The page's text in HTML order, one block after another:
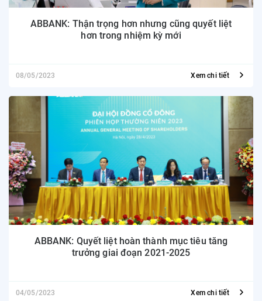
ABBANK: Thận trọng hơn nhưng cũng quyết liệt
hơn trong nhiệm kỳ mới
08/05/2023 Xem chi tiết
ABBANK: Quyết liệt hoàn thành mục tiêu tăng
trưởng giai đoạn 2021-2025
04/05/2023 Xem chi tiết